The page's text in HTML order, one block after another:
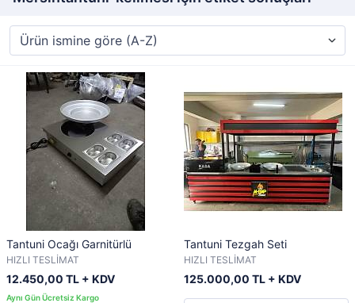
Tantuni Ocağı Garnitürlü
HIZLI TESLİMAT
12.450,00 TL + KDV
Tantuni Tezgah Seti
HIZLI TESLİMAT
125.000,00 TL + KDV